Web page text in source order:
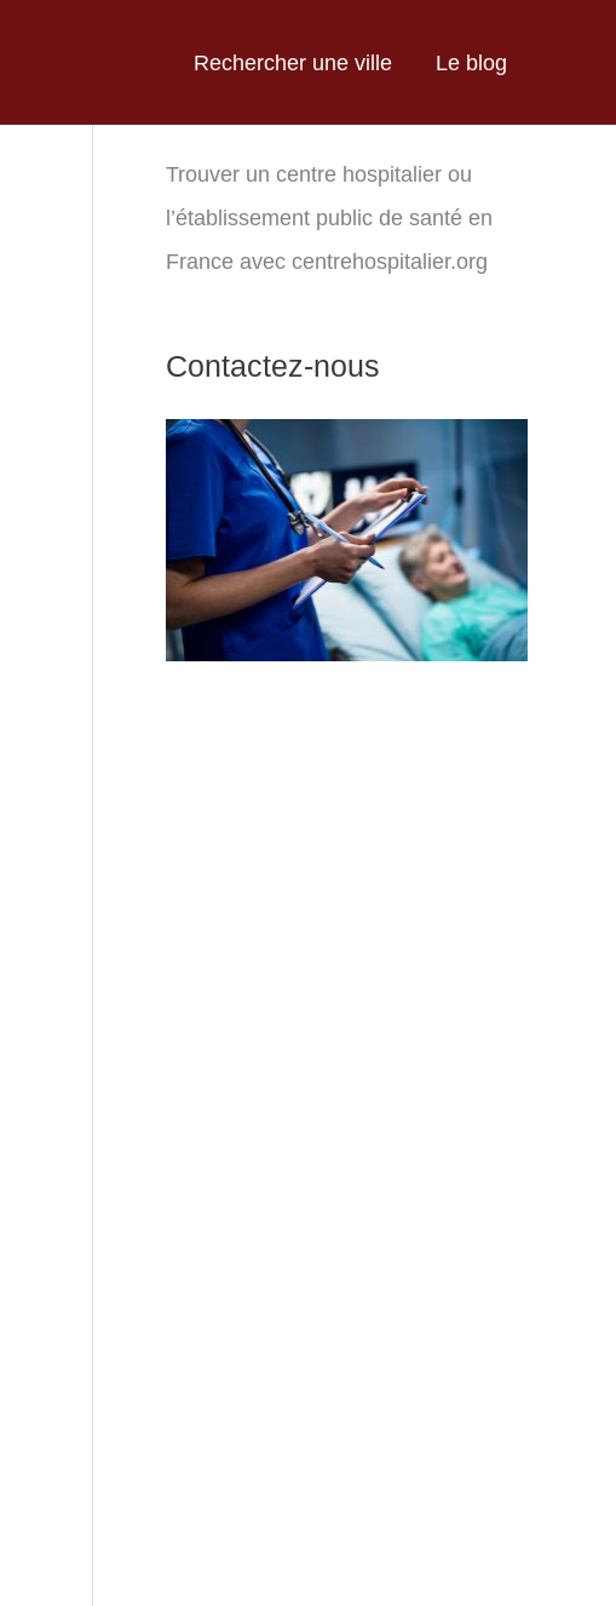
Rechercher une ville Le blog
Trouver un centre hospitalier ou
l’établissement public de santé en
France avec centrehospitalier.org
Contactez-nous